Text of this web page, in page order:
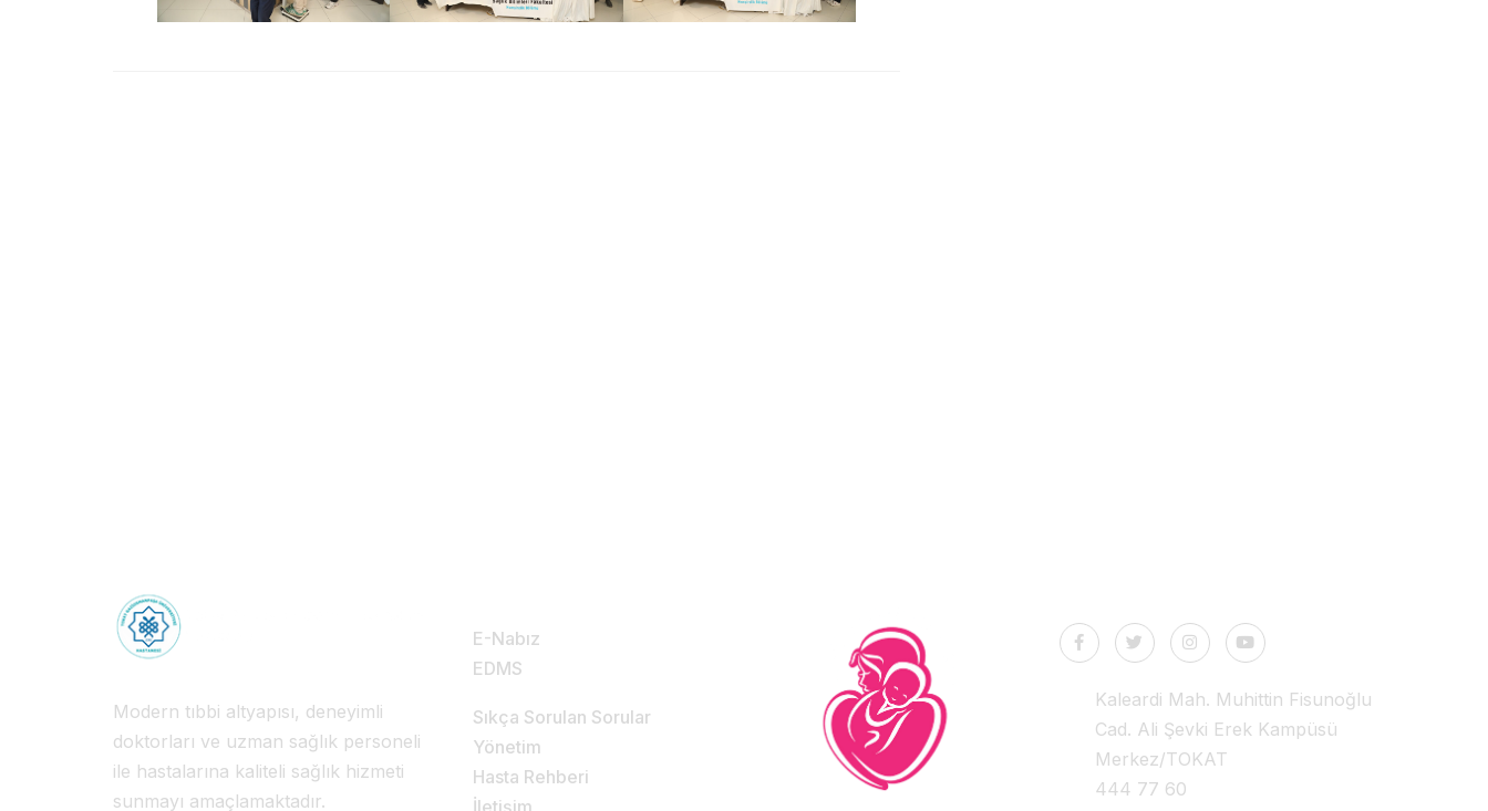
Modern tıbbi altyapısı, deneyimli
doktorları ve uzman sağlık personeli
ile hastalarına kaliteli sağlık hizmeti
sunmayı amaçlamaktadır.
E-Nabız
EDMS
Sıkça Sorulan Sorular
Yönetim
Hasta Rehberi
İletişim
Kaleardi Mah. Muhittin Fisunoğlu
Cad. Ali Şevki Erek Kampüsü
Merkez/TOKAT
444 77 60